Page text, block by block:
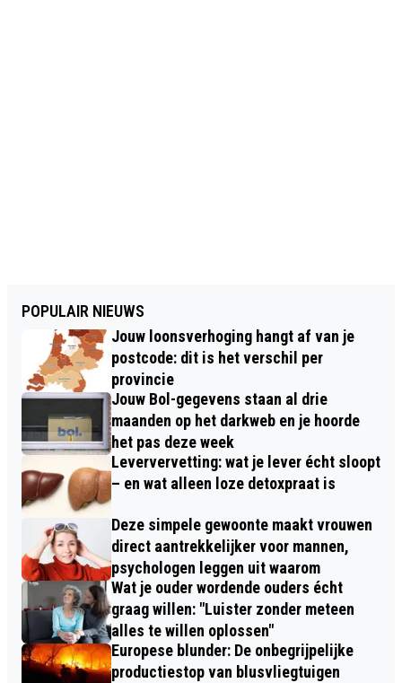
POPULAIR NIEUWS
Jouw loonsverhoging hangt af van je
postcode: dit is het verschil per
provincie
Jouw Bol-gegevens staan al drie
maanden op het darkweb en je hoorde
het pas deze week
Leververvetting: wat je lever écht sloopt
– en wat alleen loze detoxpraat is
Deze simpele gewoonte maakt vrouwen
direct aantrekkelijker voor mannen,
psychologen leggen uit waarom
Wat je ouder wordende ouders écht
graag willen: "Luister zonder meteen
alles te willen oplossen"
Europese blunder: De onbegrijpelijke
productiestop van blusvliegtuigen